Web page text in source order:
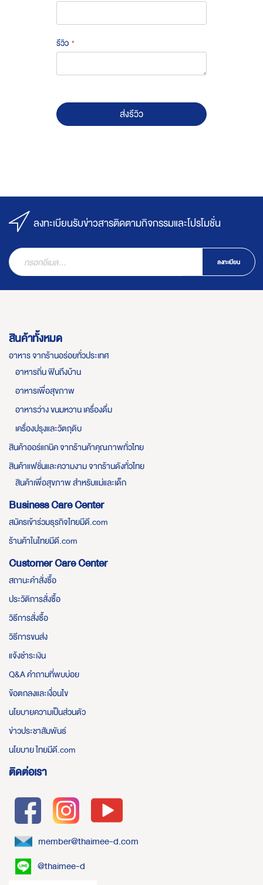
รีวิว
ส่งรีวิว
ลงทะเบียนรับข่าวสารติดตามกิจกรรมและโปรโมชั่น
ลงทะเบียน
สินค้าทั้งหมด
อาหาร จากร้านอร่อยทั่วประเทศ
อาหารถิ่น ฟินถึงบ้าน
อาหารเพื่อสุขภาพ
อาหารว่าง ขนมหวาน เครื่องดื่ม
เครื่องปรุงและวัตถุดิบ
สินค้าออร์แกนิค จากร้านค้าคุณภาพทั่วไทย
สินค้าแฟชั่นและความงาม จากร้านดังทั่วไทย
สินค้าเพื่อสุขภาพ สำหรับแม่และเด็ก
Business Care Center
สมัครเข้าร่วมธุรกิจไทยมีดี.com
ร้านค้าในไทยมีดี.com
Customer Care Center
สถานะคำสั่งซื้อ
ประวัติการสั่งซื้อ
วิธีการสั่งซื้อ
วิธีการขนส่ง
แจ้งชำระเงิน
Q&A คำถามที่พบบ่อย
ข้อตกลงและเงื่อนไข
นโยบายความเป็นส่วนตัว
ข่าวประชาสัมพันธ์
นโยบาย ไทยมีดี.com
ติดต่อเรา
member@thaimee-d.com
@thaimee-d